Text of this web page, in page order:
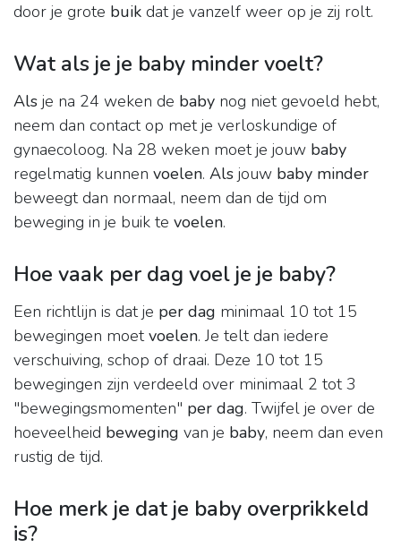
door je grote buik dat je vanzelf weer op je zij rolt.
Wat als je je baby minder voelt?
Als je na 24 weken de baby nog niet gevoeld hebt,
neem dan contact op met je verloskundige of
gynaecoloog. Na 28 weken moet je jouw baby
regelmatig kunnen voelen. Als jouw baby minder
beweegt dan normaal, neem dan de tijd om
beweging in je buik te voelen.
Hoe vaak per dag voel je je baby?
Een richtlijn is dat je per dag minimaal 10 tot 15
bewegingen moetvoelen. Je telt dan iedere
verschuiving, schop of draai. Deze 10 tot 15
bewegingen zijn verdeeld over minimaal 2 tot 3
"bewegingsmomenten" per dag. Twijfel je over de
hoeveelheid beweging van je baby, neem dan even
rustig de tijd.
Hoe merk je dat je baby overprikkeld
is?